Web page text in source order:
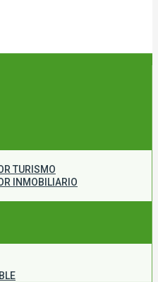
TURISMO
INMOBILIARIO